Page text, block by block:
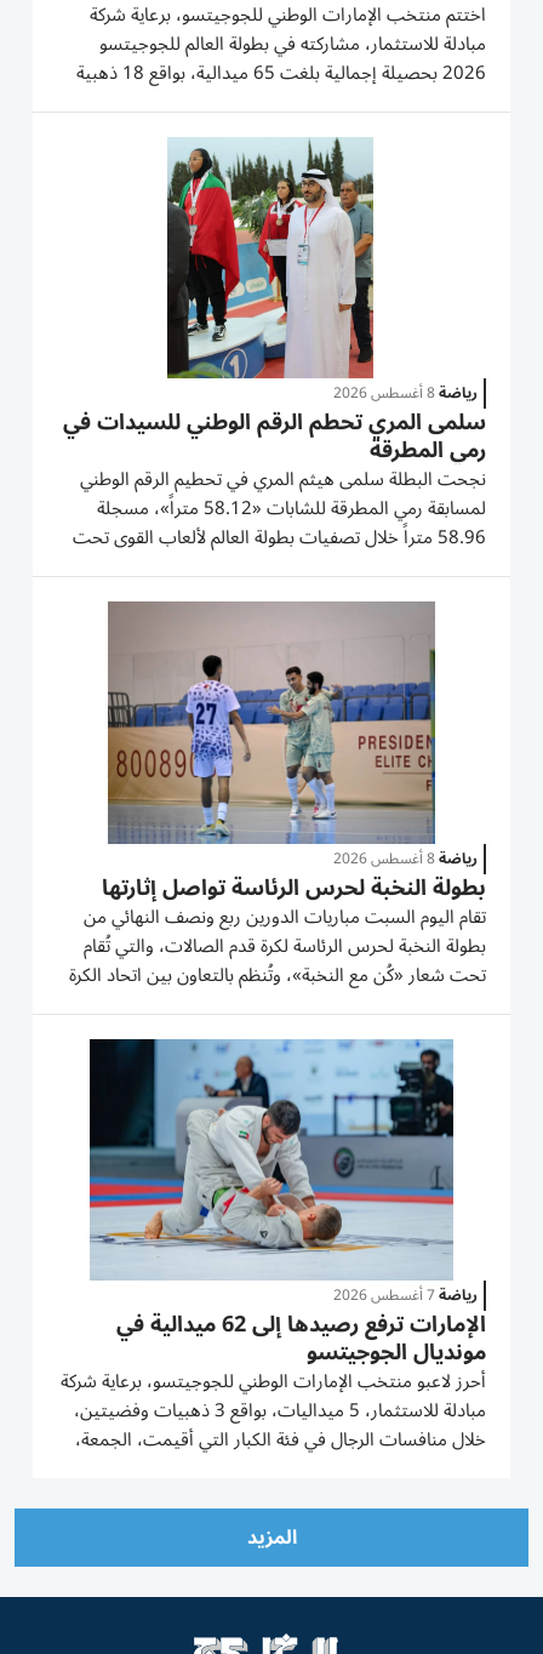
اختتم منتخب الإمارات الوطني للجوجيتسو، برعاية شركة
مبادلة للاستثمار، مشاركته في بطولة العالم للجوجيتسو
2026 بحصيلة إجمالية بلغت 65 ميدالية، بواقع 18 ذهبية
و17 فضية و30 برونزية، بعد مشوار حافل بالإنجازات امتد
عبر مختلف الفئات العمرية وصولاً إلى منافسات الكبار.
وشكلت منافسات...
رياضة8 أغسطس 2026
سلمى المري تحطم الرقم الوطني للسيدات في
رمي المطرقة
نجحت البطلة سلمى هيثم المري في تحطيم الرقم الوطني
لمسابقة رمي المطرقة للشابات «58.12 متراً»، مسجلة
58.96 متراً خلال تصفيات بطولة العالم لألعاب القوى تحت
20 عاماً «أوريغون 2026»، المقامة حالياً في مدينة يوجين
بولاية أوريغون الأمريكية. وأكد راشد ناصر آل علي، عضو
رياضة8 أغسطس 2026
بطولة النخبة لحرس الرئاسة تواصل إثارتها
تقام اليوم السبت مباريات الدورين ربع ونصف النهائي من
بطولة النخبة لحرس الرئاسة لكرة قدم الصالات، والتي تُقام
تحت شعار «كُن مع النخبة»، وتُنظم بالتعاون بين اتحاد الكرة
وقيادة حرس الرئاسة، وتختتم الأحد بمجمع ند الشبا. تقام
البطولة بمشاركة 15 فريقاً، وقد بلغت الإثارة ذروتها...
رياضة7 أغسطس 2026
الإمارات ترفع رصيدها إلى 62 ميدالية في
مونديال الجوجيتسو
أحرز لاعبو منتخب الإمارات الوطني للجوجيتسو، برعاية شركة
مبادلة للاستثمار، 5 ميداليات، بواقع 3 ذهبيات وفضيتين،
خلال منافسات الرجال في فئة الكبار التي أقيمت، الجمعة،
المزيد